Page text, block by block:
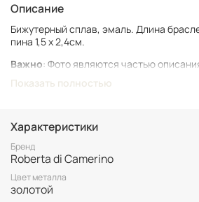
Описание
Бижутерный сплав, эмаль. Длина
пина 1,5 x 2,4см.
Важно: Фото являются частью
времени и использования.
размеру и состоянию уточняйте перед
Все товары представлены в
возможна только после 100% оплаты.
Неоплаченные заказы аннулируются.
Показать полностью
Характеристики
Бренд
Roberta di Camerino
Цвет металла
золотой